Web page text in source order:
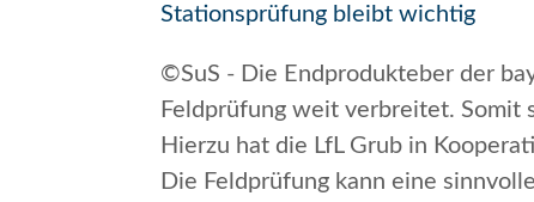
Stationsprüfung bleibt wichtig
©SuS - Die Endprodukteber der
Feldprüfung weit verbreitet. Somit
Hierzu hat die LfL Grub in
Die Feldprüfung kann eine